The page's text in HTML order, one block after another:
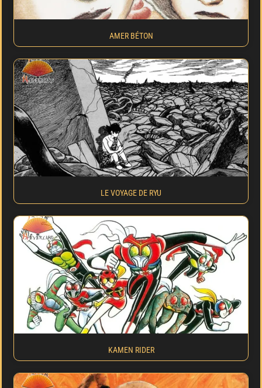
AMER BÉTON
LE VOYAGE DE RYU
KAMEN RIDER